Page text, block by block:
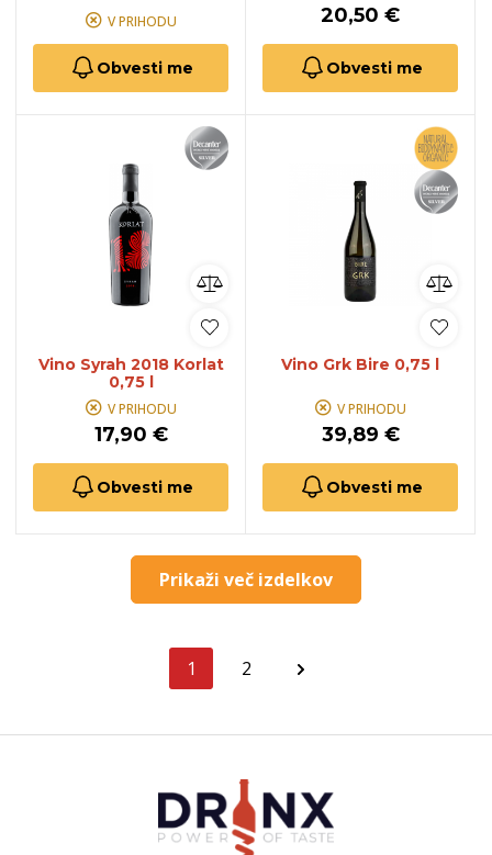
V PRIHODU
Obvesti me
20,50 €
Obvesti me
Vino Syrah 2018 Korlat
0,75 l
V PRIHODU
17,90 €
Obvesti me
Vino Grk Bire 0,75 l
V PRIHODU
39,89 €
Obvesti me
Prikaži več izdelkov
1 2